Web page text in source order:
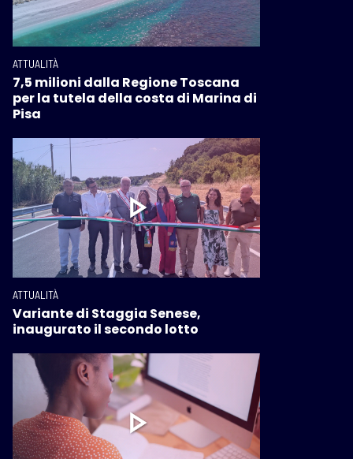
ATTUALITÀ
7,5 milioni dalla Regione Toscana
per la tutela della costa di Marina di
Pisa
ATTUALITÀ
Variante di Staggia Senese,
inaugurato il secondo lotto